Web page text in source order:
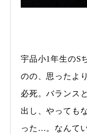
宇品小1年生のS
のの、思ったよ
必死。バランス
出し、やっても
った…。なんて